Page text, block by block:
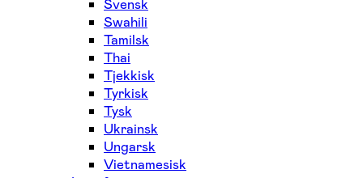
Svensk
Swahili
Tamilsk
Thai
Tjekkisk
Tyrkisk
Tysk
Ukrainsk
Ungarsk
Vietnamesisk